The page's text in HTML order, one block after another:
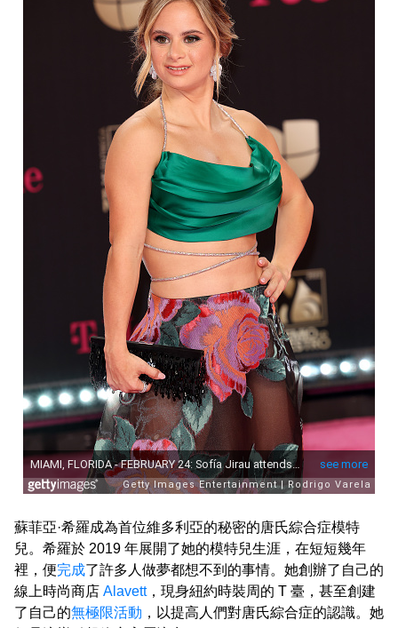
蘇菲亞·希羅成為首位維多利亞的秘密的唐氏綜合症模特
兒。希羅於 2019 年展開了她的模特兒生涯，在短短幾年
裡，便完成了許多人做夢都想不到的事情。她創辦了自己的
線上時尚商店 Alavett，現身紐約時裝周的 T 臺，甚至創建
了自己的無極限活動 ，以提高人們對唐氏綜合症的認識。她